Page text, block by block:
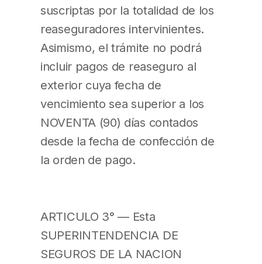
suscriptas por la totalidad de los
reaseguradores intervinientes.
Asimismo, el trámite no podrá
incluir pagos de reaseguro al
exterior cuya fecha de
vencimiento sea superior a los
NOVENTA (90) días contados
desde la fecha de confección de
la orden de pago.
ARTICULO 3° — Esta
SUPERINTENDENCIA DE
SEGUROS DE LA NACION